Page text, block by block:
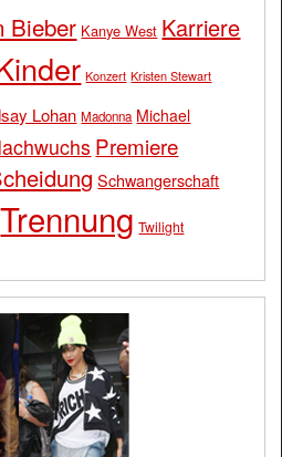
Bieber Kanye West Karriere
Konzert Kristen Stewart
Lohan Madonna Michael
Premiere
Schwangerschaft
Trennung Twilight